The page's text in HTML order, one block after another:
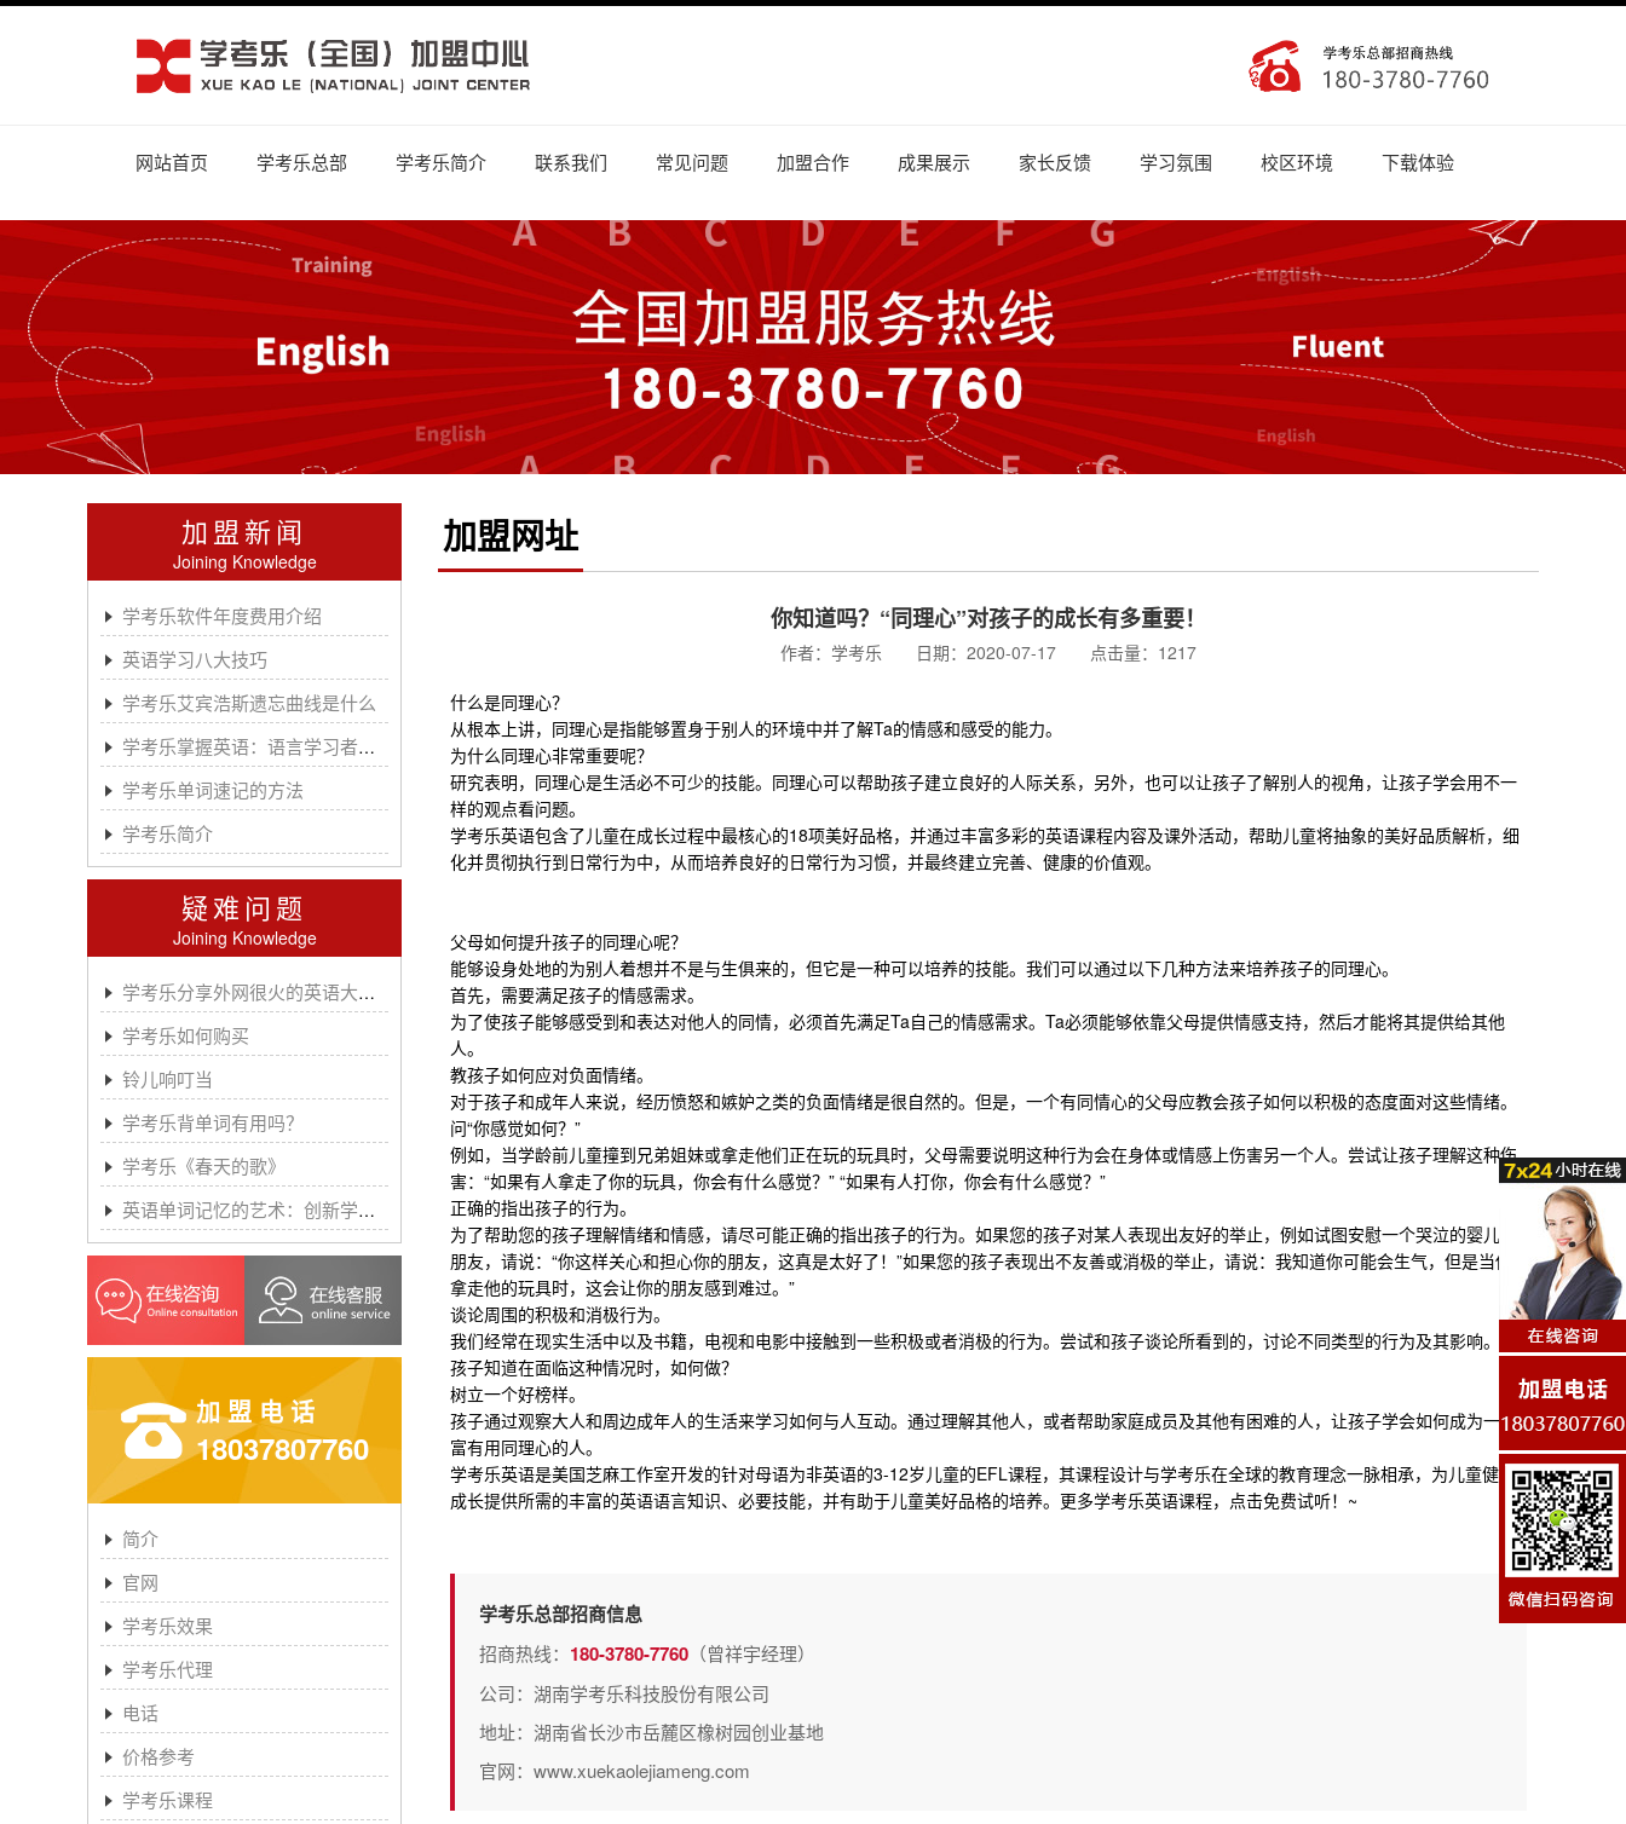
网站首页 学考乐总部 学考乐简介 联系我们 常见问题 加盟合作 成果展示 家长反馈 学习氛围 校区环境 下载体验
加盟新闻
Joining Knowledge
学考乐软件年度费用介绍
英语学习八大技巧
学考乐艾宾浩斯遗忘曲线是什么
学考乐掌握英语：语言学习者的有效方法
学考乐单词速记的方法
学考乐简介
疑难问题
Joining Knowledge
学考乐分享外网很火的英语大神A.J.HOGE
学考乐如何购买
铃儿响叮当
学考乐背单词有用吗？
学考乐《春天的歌》
英语单词记忆的艺术：创新学习方法与学考乐的魔力
加盟电话
18037807760
简介
官网
学考乐效果
学考乐代理
电话
价格参考
学考乐课程
加盟网址
你知道吗？“同理心”对孩子的成长有多重要！
作者：学考乐 日期：2020-07-17 点击量：1217
什么是同理心？
从根本上讲，同理心是指能够置身于别人的环境中并了解Ta的情感和感受的能力。
为什么同理心非常重要呢？
研究表明，同理心是生活必不可少的技能。同理心可以帮助孩子建立良好的人际关系，另外，也可以让孩子了解别人的视角，让孩子学会用不一
样的观点看问题。
学考乐英语包含了儿童在成长过程中最核心的18项美好品格，并通过丰富多彩的英语课程内容及课外活动，帮助儿童将抽象的美好品质解析，细
化并贯彻执行到日常行为中，从而培养良好的日常行为习惯，并最终建立完善、健康的价值观。
父母如何提升孩子的同理心呢？
能够设身处地的为别人着想并不是与生俱来的，但它是一种可以培养的技能。我们可以通过以下几种方法来培养孩子的同理心。
首先，需要满足孩子的情感需求。
为了使孩子能够感受到和表达对他人的同情，必须首先满足Ta自己的情感需求。 Ta必须能够依靠父母提供情感支持，然后才能将其提供给其他
人。
教孩子如何应对负面情绪。
对于孩子和成年人来说，经历愤怒和嫉妒之类的负面情绪是很自然的。但是，一个有同情心的父母应教会孩子如何以积极的态度面对这些情绪。
问“你感觉如何？”
例如，当学龄前儿童撞到兄弟姐妹或拿走他们正在玩的玩具时，父母需要说明这种行为会在身体或情感上伤害另一个人。尝试让孩子理解这种伤
害： “如果有人拿走了你的玩具，你会有什么感觉？” “如果有人打你，你会有什么感觉？”
正确的指出孩子的行为。
为了帮助您的孩子理解情绪和情感，请尽可能正确的指出孩子的行为。如果您的孩子对某人表现出友好的举止，例如试图安慰一个哭泣的婴儿或
朋友，请说：“你这样关心和担心你的朋友，这真是太好了！”如果您的孩子表现出不友善或消极的举止，请说：我知道你可能会生气，但是当你
拿走他的玩具时，这会让你的朋友感到难过。 ”
谈论周围的积极和消极行为。
我们经常在现实生活中以及书籍，电视和电影中接触到一些积极或者消极的行为。尝试和孩子谈论所看到的，讨论不同类型的行为及其影响。让
孩子知道在面临这种情况时，如何做？
树立一个好榜样。
孩子通过观察大人和周边成年人的生活来学习如何与人互动。通过理解其他人，或者帮助家庭成员及其他有困难的人，让孩子学会如何成为一个
富有用同理心的人。
学考乐英语是美国芝麻工作室开发的针对母语为非英语的3-12岁儿童的EFL课程，其课程设计与学考乐在全球的教育理念一脉相承，为儿童健康
成长提供所需的丰富的英语语言知识、必要技能，并有助于儿童美好品格的培养。更多学考乐英语课程，点击免费试听！~
学考乐总部招商信息
招商热线： 180-3780-7760 （曾祥宇经理）
公司：湖南学考乐科技股份有限公司
地址：湖南省长沙市岳麓区橡树园创业基地
官网：www.xuekaolejiameng.com